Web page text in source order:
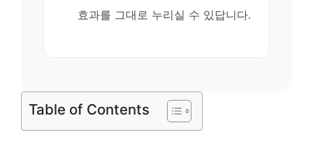
효과를 그대로 누리실 수 있답니다.
Table of Contents